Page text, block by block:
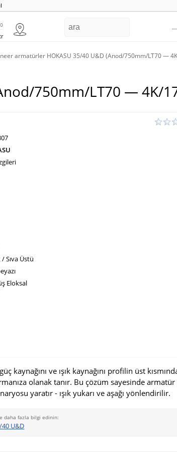
armatürler HOKASU 35/40 U&D (Anod/750mm/LT70 —
750mm/LT70 — 4K/
/ Sıva Üstü
Eloksal
kaynağını ve ışık kaynağını profilin üst
olanak tanır. Bu çözüm sayesinde armatür
yaratır - ışık yukarı ve aşağı yönlendirilir.
daha fazla bilgi edinin:
U&D